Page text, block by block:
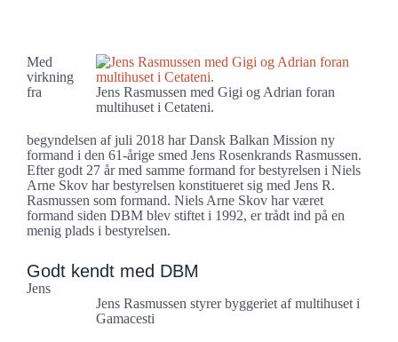
Jens Rasmussen med Gigi og Adrian foran
multihuset i Cetateni.
Med
virkning
fra
begyndelsen af juli 2018 har Dansk Balkan Mission ny
formand i den 61-årige smed Jens Rosenkrands Rasmussen.
Efter godt 27 år med samme formand for bestyrelsen i Niels
Arne Skov har bestyrelsen konstitueret sig med Jens R.
Rasmussen som formand. Niels Arne Skov har været
formand siden DBM blev stiftet i 1992, er trådt ind på en
menig plads i bestyrelsen.
Godt kendt med DBM
Jens Rasmussen styrer byggeriet af multihuset i
Gamacesti
Jens